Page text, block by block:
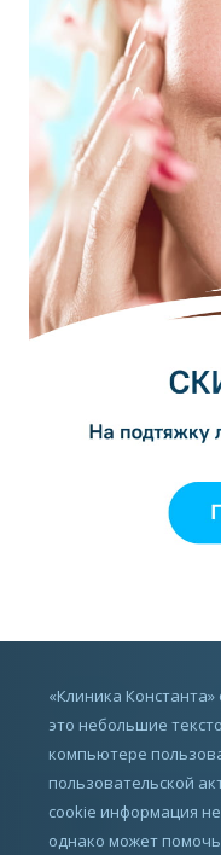
ИМЕЮТСЯ
«Клиника
это небольшие
компьютере
пользовательской
cookie информация
однако может